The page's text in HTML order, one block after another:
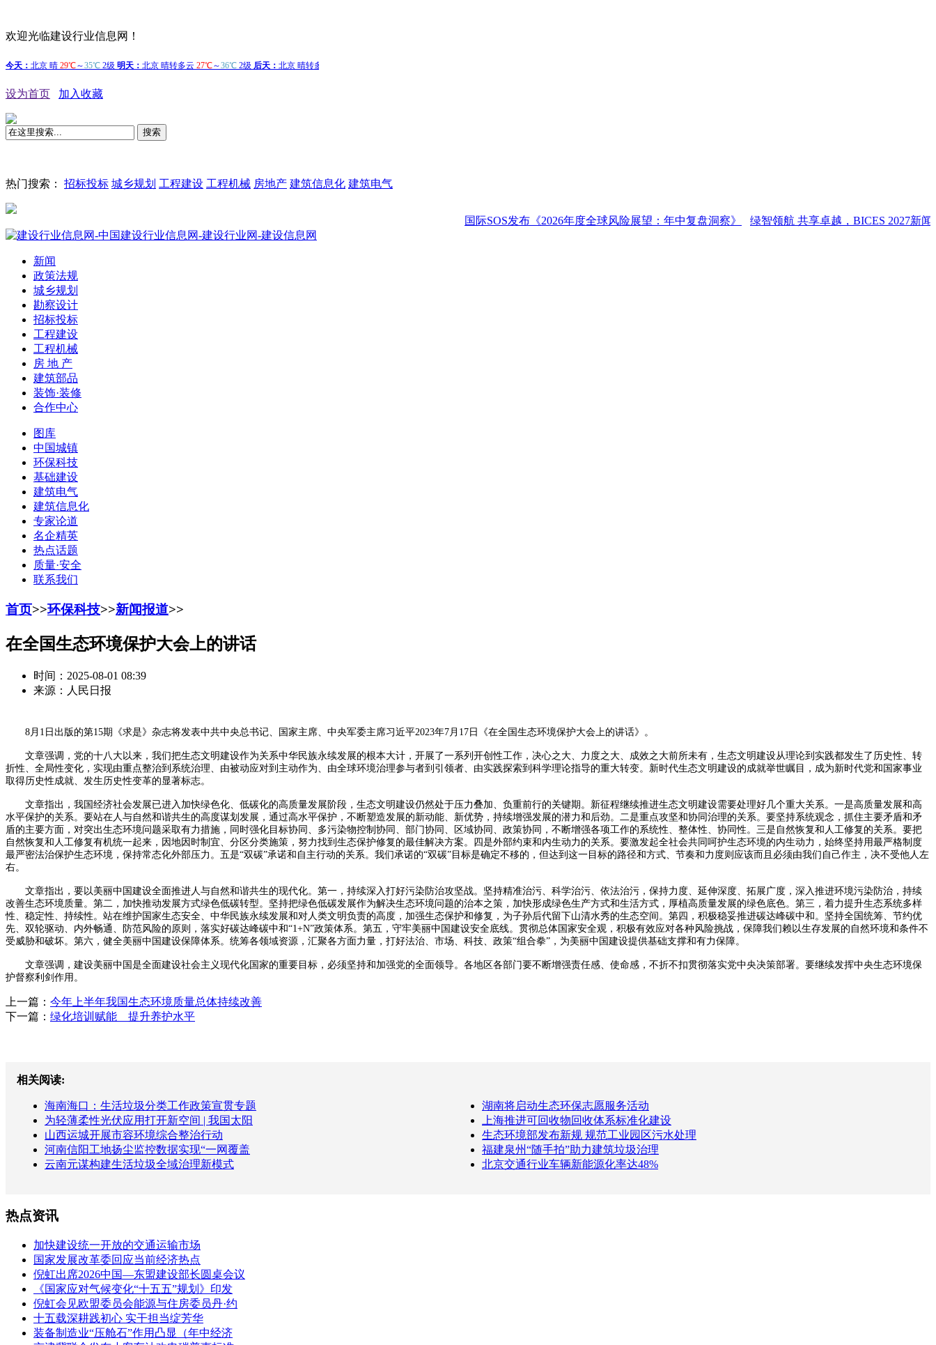
欢迎光临建设行业信息网！
设为首页 加入收藏
搜索
热门搜索： 招标投标 城乡规划 工程建设 工程机械 房地产 建筑信息化 建筑电气
国际SOS发布《2026年度全球风险展望：年中复盘洞察》 绿智领航 共享卓越，BICES 2027新闻发布会
新闻
政策法规
城乡规划
勘察设计
招标投标
工程建设
工程机械
房 地 产
建筑部品
装饰·装修
合作中心
图库
中国城镇
环保科技
基础建设
建筑电气
建筑信息化
专家论道
名企精英
热点话题
质量·安全
联系我们
首页>>环保科技>>新闻报道>>
在全国生态环境保护大会上的讲话
时间：2025-08-01 08:39
来源：人民日报
8月1日出版的第15期《求是》杂志将发表中共中央总书记、国家主席、中央军委主席习近平2023年7月17日《在全国生态环境保护大会上的讲话》。
文章强调，党的十八大以来，我们把生态文明建设作为关系中华民族永续发展的根本大计，开展了一系列开创性工作，决心之大、力度之大、成效之大前所未有，生态文明建设从理论到实践都发生了历史性、转
折性、全局性变化，实现由重点整治到系统治理、由被动应对到主动作为、由全球环境治理参与者到引领者、由实践探索到科学理论指导的重大转变。新时代生态文明建设的成就举世瞩目，成为新时代党和国家事业
取得历史性成就、发生历史性变革的显著标志。
文章指出，我国经济社会发展已进入加快绿色化、低碳化的高质量发展阶段，生态文明建设仍然处于压力叠加、负重前行的关键期。新征程继续推进生态文明建设需要处理好几个重大关系。一是高质量发展和高
水平保护的关系。要站在人与自然和谐共生的高度谋划发展，通过高水平保护，不断塑造发展的新动能、新优势，持续增强发展的潜力和后劲。二是重点攻坚和协同治理的关系。要坚持系统观念，抓住主要矛盾和矛
盾的主要方面，对突出生态环境问题采取有力措施，同时强化目标协同、多污染物控制协同、部门协同、区域协同、政策协同，不断增强各项工作的系统性、整体性、协同性。三是自然恢复和人工修复的关系。要把
自然恢复和人工修复有机统一起来，因地因时制宜、分区分类施策，努力找到生态保护修复的最佳解决方案。四是外部约束和内生动力的关系。要激发起全社会共同呵护生态环境的内生动力，始终坚持用最严格制度
最严密法治保护生态环境，保持常态化外部压力。五是“双碳”承诺和自主行动的关系。我们承诺的“双碳”目标是确定不移的，但达到这一目标的路径和方式、节奏和力度则应该而且必须由我们自己作主，决不受他人左
右。
文章指出，要以美丽中国建设全面推进人与自然和谐共生的现代化。第一，持续深入打好污染防治攻坚战。坚持精准治污、科学治污、依法治污，保持力度、延伸深度、拓展广度，深入推进环境污染防治，持续
改善生态环境质量。第二，加快推动发展方式绿色低碳转型。坚持把绿色低碳发展作为解决生态环境问题的治本之策，加快形成绿色生产方式和生活方式，厚植高质量发展的绿色底色。第三，着力提升生态系统多样
性、稳定性、持续性。站在维护国家生态安全、中华民族永续发展和对人类文明负责的高度，加强生态保护和修复，为子孙后代留下山清水秀的生态空间。第四，积极稳妥推进碳达峰碳中和。坚持全国统筹、节约优
先、双轮驱动、内外畅通、防范风险的原则，落实好碳达峰碳中和“1+N”政策体系。第五，守牢美丽中国建设安全底线。贯彻总体国家安全观，积极有效应对各种风险挑战，保障我们赖以生存发展的自然环境和条件不
受威胁和破坏。第六，健全美丽中国建设保障体系。统筹各领域资源，汇聚各方面力量，打好法治、市场、科技、政策“组合拳”，为美丽中国建设提供基础支撑和有力保障。
文章强调，建设美丽中国是全面建设社会主义现代化国家的重要目标，必须坚持和加强党的全面领导。各地区各部门要不断增强责任感、使命感，不折不扣贯彻落实党中央决策部署。要继续发挥中央生态环境保
护督察利剑作用。
上一篇： 今年上半年我国生态环境质量总体持续改善
下一篇： 绿化培训赋能 提升养护水平
相关阅读:
海南海口：生活垃圾分类工作政策宣贯专题
湖南将启动生态环保志愿服务活动
为轻薄柔性光伏应用打开新空间 | 我国太阳
上海推进可回收物回收体系标准化建设
山西运城开展市容环境综合整治行动
生态环境部发布新规 规范工业园区污水处理
河南信阳工地扬尘监控数据实现“一网覆盖
福建泉州“随手拍”助力建筑垃圾治理
云南元谋构建生活垃圾全域治理新模式
北京交通行业车辆新能源化率达48%
热点资讯
加快建设统一开放的交通运输市场
国家发展改革委回应当前经济热点
倪虹出席2026中国—东盟建设部长圆桌会议
《国家应对气候变化“十五五”规划》印发
倪虹会见欧盟委员会能源与住房委员丹·约
十五载深耕践初心 实干担当绽芳华
装备制造业“压舱石”作用凸显（年中经济